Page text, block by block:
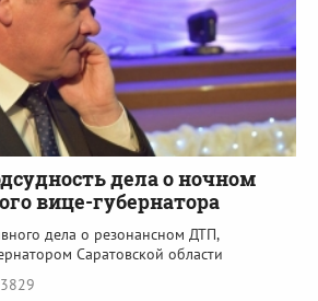
дела о ночном
вице-губернатора
дела о резонансном ДТП,
Саратовской области